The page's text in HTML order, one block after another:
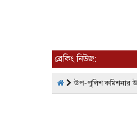
ব্রেকিং নিউজ:
উপ-পুলিশ কমিশনার